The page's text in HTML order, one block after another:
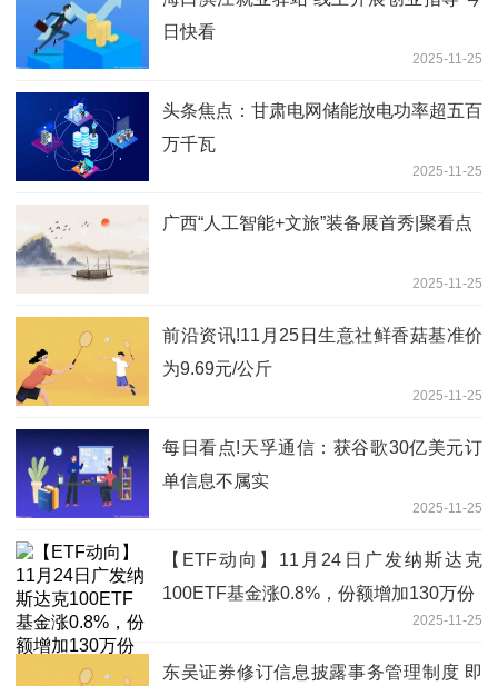
日快看
2025-11-25
头条焦点：甘肃电网储能放电功率超五百
万千瓦
2025-11-25
广西“人工智能+文旅”装备展首秀|聚看点
2025-11-25
前沿资讯!11月25日生意社鲜香菇基准价
为9.69元/公斤
2025-11-25
每日看点!天孚通信：获谷歌30亿美元订
单信息不属实
2025-11-25
【ETF动向】11月24日广发纳斯达克
100ETF基金涨0.8%，份额增加130万份
2025-11-25
东吴证券修订信息披露事务管理制度 即